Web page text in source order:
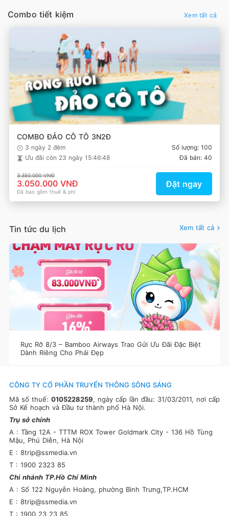
Combo tiết kiệm Xem tất cả
COMBO ĐẢO CÔ TÔ 3N2Đ
3 ngày 2 đêm
Số lượng: 100
Ưu đãi còn 23 ngày 15:46:48 Đã bán: 40
3.350.000 VNĐ
3.050.000 VNĐ
Đã bao gồm thuế & phí
Đặt ngay
Tin tức du lịch Xem tất cả
Rực Rỡ 8/3 – Bamboo Airways Trao Gửi Ưu Đãi Đặc Biệt
Dành Riêng Cho Phái Đẹp
CÔNG TY CỔ PHẦN TRUYỂN THÔNG SÔNG SÁNG
Mã số thuế: 0105228259, ngày cấp lần đầu: 31/03/2011, nơi cấp
Sở Kế hoạch và Đầu tư thành phố Hà Nội.
Trụ sở chính
A : Tầng 12A - TTTM ROX Tower Goldmark City - 136 Hồ Tùng
Mậu, Phú Diễn, Hà Nội
E : 8trip@ssmedia.vn
T : 1900 2323 85
Chi nhánh TP.Hồ Chí Minh
A : Số 122 Nguyễn Hoàng, phường Bình Trưng,TP.HCM
E : 8trip@ssmedia.vn
T : 1900 23 23 85